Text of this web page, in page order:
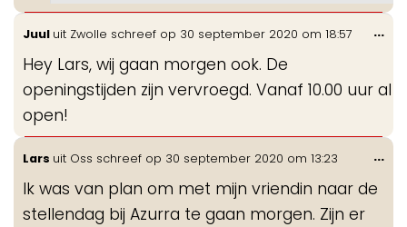
Juul uit Zwolle schreef op 30 september 2020 om 18:57
Hey Lars, wij gaan morgen ook. De
openingstijden zijn vervroegd. Vanaf 10.00 uur al
open!
...
Lars uit Oss schreef op 30 september 2020 om 13:23
Ik was van plan om met mijn vriendin naar de
stellendag bij Azurra te gaan morgen. Zijn er
...